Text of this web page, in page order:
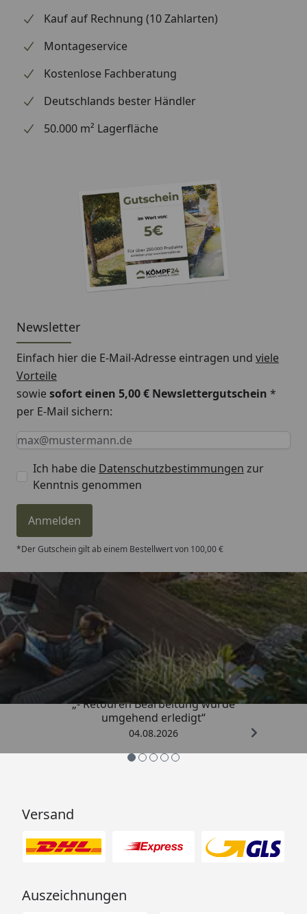
Kauf auf Rechnung (10 Zahlarten)
Montageservice
Kostenlose Fachberatung
Deutschlands bester Händler
50.000 m² Lagerfläche
Newsletter
Einfach hier die E-Mail-Adresse eintragen und viele
Vorteile
sowiesofort einen 5,00 € Newslettergutschein *
per E-Mail sichern:
Keine Eingabe erforderlich
Eingabe erforderlich
E-Mail *
Ich habe die Datenschutzbestimmungen zur
Kenntnis genommen
Anmelden
*Der Gutschein gilt ab einem Bestellwert von 100,00 €
Trusted Shops
4,81/ 5
„- Retouren Bearbeitung wurde
umgehend erledigt“
04.08.2026
Versand
Auszeichnungen